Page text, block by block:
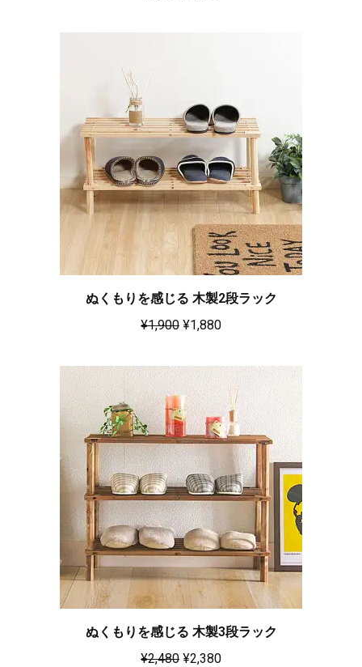
ぬくもりを感じる 木製2段ラック
¥1,900 ¥1,880
ぬくもりを感じる 木製3段ラック
¥2,480 ¥2,380